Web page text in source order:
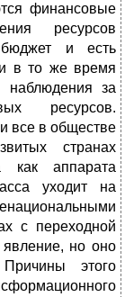
финансовые
ресурсов
бюджет и есть
и в то же время
наблюдения за
ресурсов.
все в обществе
странах
как аппарата
уходит на
с переходной
явление, но оно
этого